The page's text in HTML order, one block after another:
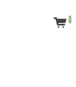
0